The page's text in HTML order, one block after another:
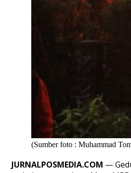
(Sumber foto : Muhammad
JURNALPOSMEDIA.COM —